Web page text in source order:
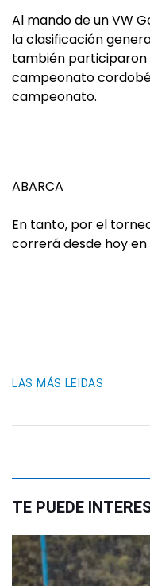
Al mando de un VW
la clasificación
también
campeonato
campeonato.
ABARCA
En tanto, por el
correrá desde hoy en
LAS MÁS LEIDAS
TE PUEDE